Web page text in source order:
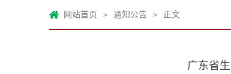
网站首页 > 通知公告 > 正文
广东省